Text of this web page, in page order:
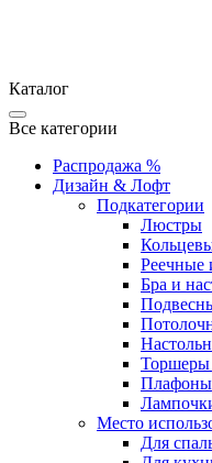
Каталог
Все категории
Распродажа %
Дизайн & Лофт
Подкатегории
Люстры
Реечные
Бра и
Торшеры
Плафоны
Место
Для